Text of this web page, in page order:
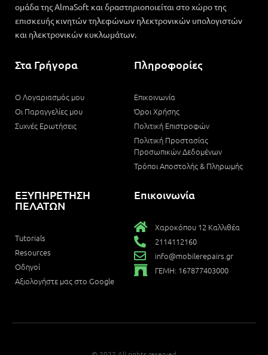
ομάδα της AlmaSoft και δραστηριοποιείται στο χώρο της
επισκευής κινητών τηλεφώνων ηλεκτρονικών υπολογιστών
και ηλεκτρονικών κυκλωμάτων.
Στα Γρήγορα
Ο Λογαριασμός μου
Οι Παραγγελίες μου
Συχνές Ερωτήσεις
Πληροφορίες
Επικοινωνία
Όροι Χρήσης
Πολιτική Επιστροφών
Πολιτική Προστασίας
Προσωπικών Δεδομένων
Τρόποι Αποστολής & Πληρωμής
ΕΞΥΠΗΡΕΤΗΣΗ
ΠΕΛΑΤΩΝ
Tutorials
Resources
Οδηγοί
Αξιολογήστε μας στο Google
Επικοινωνία
Χαροκόπου 12 Καλλιθέα
2114112160
info@mobilerepairs.gr
ΓΕΜΗ: 167877403000